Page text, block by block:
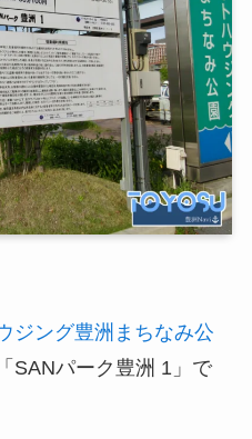
ジング豊洲まちなみ公
SANパーク豊洲 1」で